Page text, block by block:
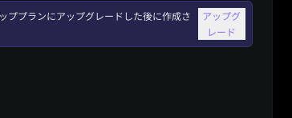
ププランにアップグレードした後に作成さ
アップグ
レード